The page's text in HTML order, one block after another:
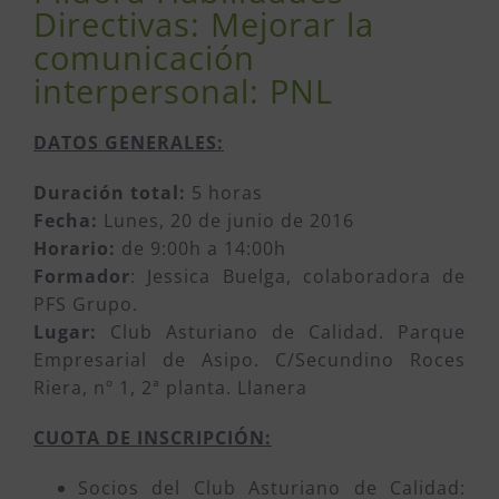
Directivas: Mejorar la
comunicación
interpersonal: PNL
DATOS GENERALES:
Duración total: 5 horas
Fecha: Lunes, 20 de junio de 2016
Horario: de 9:00h a 14:00h
Formador: Jessica Buelga, colaboradora de
PFS Grupo.
Lugar: Club Asturiano de Calidad. Parque
Empresarial de Asipo. C/Secundino Roces
Riera, nº 1, 2ª planta. Llanera
CUOTA DE INSCRIPCIÓN:
Socios del Club Asturiano de Calidad: